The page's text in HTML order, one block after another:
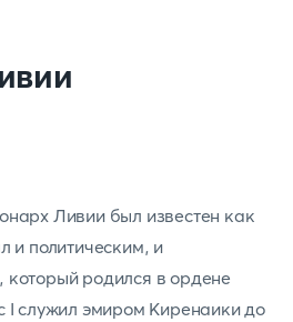
Ливии был известен как
и политическим, и
родился в ордене
I служил эмиром Киренаики до